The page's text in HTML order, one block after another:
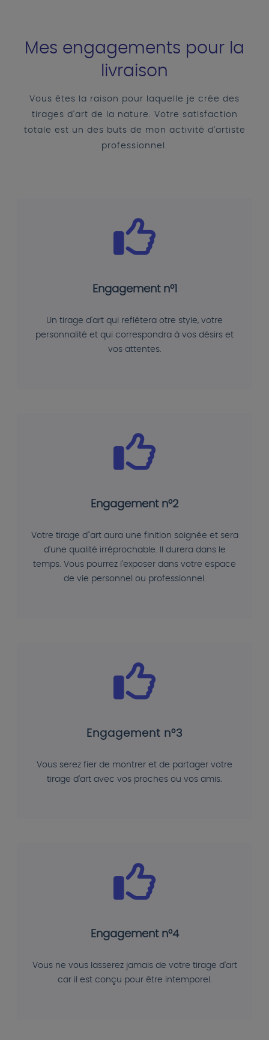
Mes engagements pour la
livraison
Vous êtes la raison pour laquelle je crée des
tirages d'art de la nature. Votre satisfaction
totale est un des buts de mon activité d'artiste
professionnel.
Engagement n°1
Un tirage d'art qui reflétera otre style, votre
personnalité et qui correspondra à vos désirs et
vos attentes.
Engagement n°2
Votre tirage d"art aura une finition soignée et sera
d'une qualité irréprochable. Il durera dans le
temps. Vous pourrez l'exposer dans votre espace
de vie personnel ou professionnel.
Engagement n°3
Vous serez fier de montrer et de partager votre
tirage d'art avec vos proches ou vos amis.
Engagement n°4
Vous ne vous lasserez jamais de votre tirage d'art
car il est conçu pour être intemporel.